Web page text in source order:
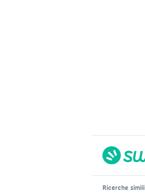
Ricerche simili